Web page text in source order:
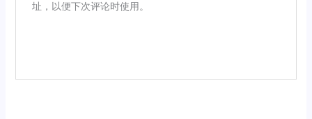
址，以便下次评论时使用。